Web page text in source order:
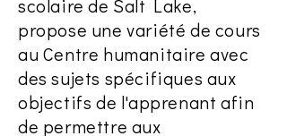
scolaire de Salt Lake,
propose une variété de cours
au Centre humanitaire avec
des sujets spécifiques aux
objectifs de l'apprenant afin
de permettre aux